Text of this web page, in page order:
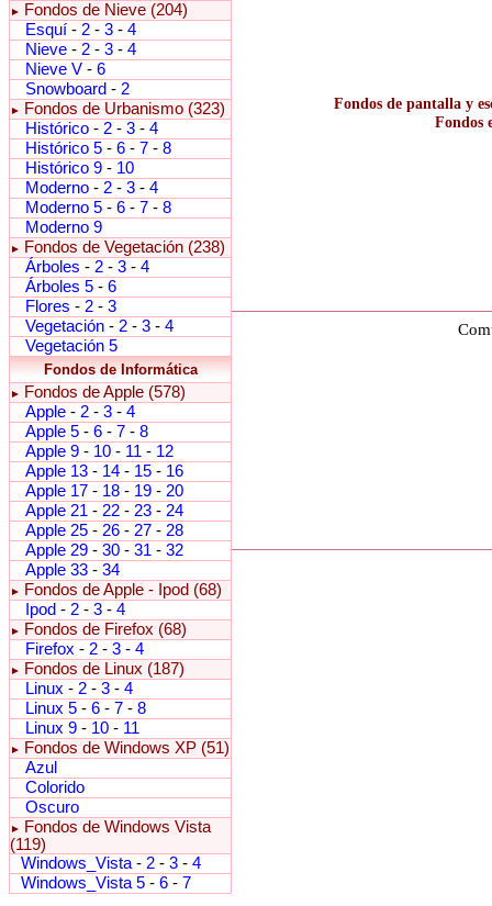
►
Fondos de Nieve (204)
Esquí - 2 - 3 - 4
Nieve - 2 - 3 - 4
Nieve V - 6
Snowboard - 2
►
Fondos de Urbanismo (323)
Histórico - 2 - 3 - 4
Histórico 5 - 6 - 7 - 8
Histórico 9 - 10
Moderno - 2 - 3 - 4
Moderno 5 - 6 - 7 - 8
Moderno 9
►
Fondos de Vegetación (238)
Árboles - 2 - 3 - 4
Árboles 5 - 6
Flores - 2 - 3
Vegetación - 2 - 3 - 4
Vegetación 5
Fondos de Informática
►
Fondos de Apple (578)
Apple - 2 - 3 - 4
Apple 5 - 6 - 7 - 8
Apple 9 - 10 - 11 - 12
Apple 13 - 14 - 15 - 16
Apple 17 - 18 - 19 - 20
Apple 21 - 22 - 23 - 24
Apple 25 - 26 - 27 - 28
Apple 29 - 30 - 31 - 32
Apple 33 - 34
►
Fondos de Apple - Ipod (68)
Ipod - 2 - 3 - 4
►
Fondos de Firefox (68)
Firefox - 2 - 3 - 4
►
Fondos de Linux (187)
Linux - 2 - 3 - 4
Linux 5 - 6 - 7 - 8
Linux 9 - 10 - 11
►
Fondos de Windows XP (51)
Azul
Colorido
Oscuro
►
Fondos de Windows Vista
(119)
Windows_Vista - 2 - 3 - 4
Windows_Vista 5 - 6 - 7
Fondos de pantalla y
Fondos